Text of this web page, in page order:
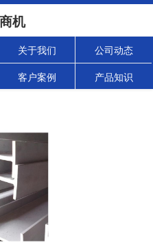
机
关于我们 公司动态
客户案例 产品知识